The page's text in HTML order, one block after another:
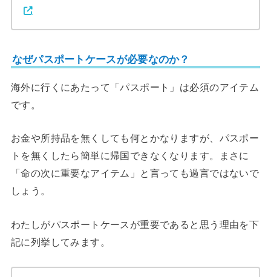
なぜパスポートケースが必要なのか？
海外に行くにあたって「パスポート」は必須のアイテム
です。
お金や所持品を無くしても何とかなりますが、パスポー
トを無くしたら簡単に帰国できなくなります。まさに
「命の次に重要なアイテム」と言っても過言ではないで
しょう。
わたしがパスポートケースが重要であると思う理由を下
記に列挙してみます。